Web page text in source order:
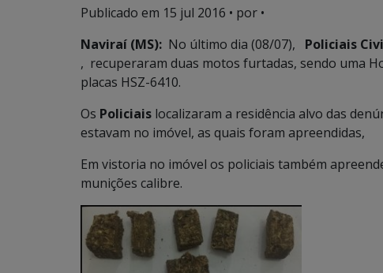
Publicado em 15 jul 2016 • por •
Naviraí (MS): No último dia (08/07), Policiais
, recuperaram duas motos furtadas, sendo uma
placas HSZ-6410.
Os Policiais localizaram a residência alvo das
estavam no imóvel, as quais foram apreendidas,
Em vistoria no imóvel os policiais também
munições calibre.